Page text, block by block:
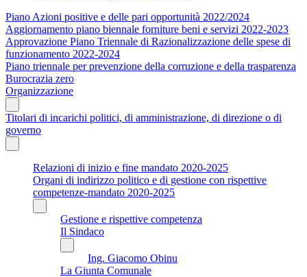
Piano Azioni positive e delle pari opportunità 2022/2024
Aggiornamento piano biennale forniture beni e servizi 2022-2023
Approvazione Piano Triennale di Razionalizzazione delle spese di
funzionamento 2022-2024
Piano triennale per prevenzione della corruzione e della trasparenza
Burocrazia zero
Organizzazione
Titolari di incarichi politici, di amministrazione, di direzione o di
governo
Relazioni di inizio e fine mandato 2020-2025
Organi di indirizzo politico e di gestione con rispettive
competenze-mandato 2020-2025
Gestione e rispettive competenza
Il Sindaco
Ing. Giacomo Obinu
La Giunta Comunale